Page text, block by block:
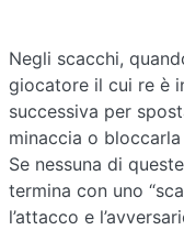
Negli scacchi,
giocatore il cui re è
successiva per
minaccia o bloccarla
Se nessuna di
termina con uno
l’attacco e